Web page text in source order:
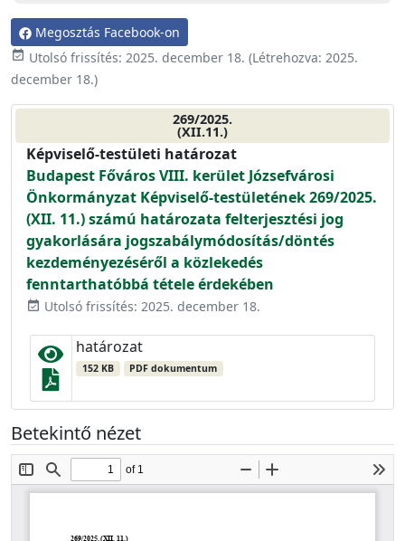
Megosztás Facebook-on
event_available Utolsó frissítés: 2025. december 18. (Létrehozva: 2025.
december 18.)
269/2025.
(XII.11.)
Képviselő-testületi határozat
Budapest Főváros VIII. kerület Józsefvárosi
Önkormányzat Képviselő-testületének 269/2025.
(XII. 11.) számú határozata felterjesztési jog
gyakorlására jogszabálymódosítás/döntés
kezdeményezéséről a közlekedés
fenntarthatóbbá tétele érdekében
event_available Utolsó frissítés: 2025. december 18.
határozat
152 KB PDF dokumentum
Betekintő nézet